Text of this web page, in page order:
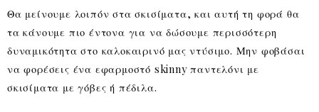
Θα μείνουμε λοιπόν στα σκισίματα, και αυτή τη φορά θα
τα κάνουμε πιο έντονα για να δώσουμε περισσότερη
δυναμικότητα στο καλοκαιρινό μας ντύσιμο. Μην φοβάσαι
να φορέσεις ένα εφαρμοστό skinny παντελόνι με
σκισίματα με γόβες ή πέδιλα.